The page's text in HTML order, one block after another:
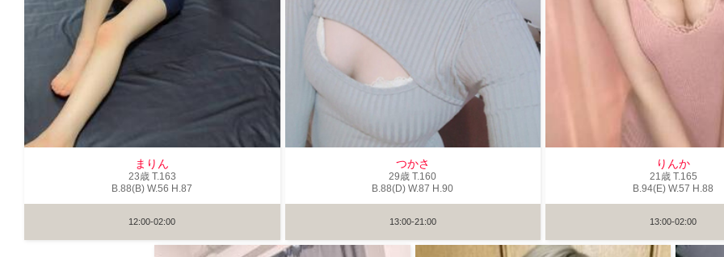
まりん
23歳 T.163
B.88(B)W.56 H .87
12:00-02:00
つかさ
29歳T.160
B.88(D)W.87 H .90
13:00-21:00
りんか
21歳 T.165
B.94(E)W.57 H .88
13:00-02:00